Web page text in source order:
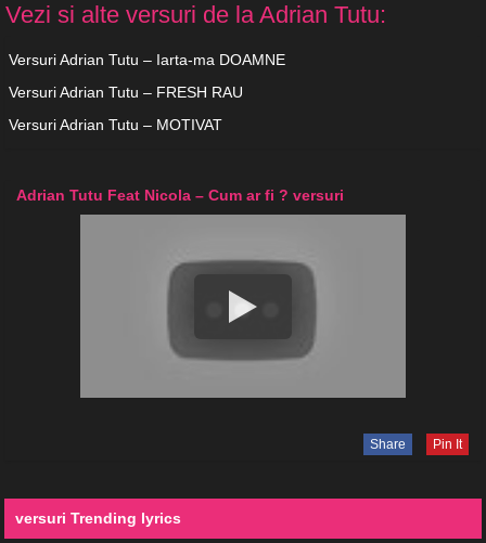
Vezi si alte versuri de la Adrian Tutu:
Versuri Adrian Tutu – Iarta-ma DOAMNE
Versuri Adrian Tutu – FRESH RAU
Versuri Adrian Tutu – MOTIVAT
Adrian Tutu Feat Nicola – Cum ar fi ? versuri
Share Pin It
versuri Trending lyrics